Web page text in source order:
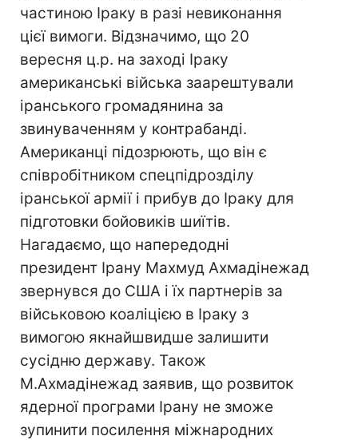
частиною Іраку в разі невиконання
цієї вимоги. Відзначимо, що 20
вересня ц.р. на заході Іраку
американські війська заарештували
іранського громадянина за
звинуваченням у контрабанді.
Американці підозрюють, що він є
співробітником спецпідрозділу
іранської армії і прибув до Іраку для
підготовки бойовиків шиїтів.
Нагадаємо, що напередодні
президент Ірану Махмуд Ахмадінежад
звернувся до США і їх партнерів за
військовою коаліцією в Іраку з
вимогою якнайшвидше залишити
сусідню державу. Також
М.Ахмадінежад заявив, що розвиток
ядерної програми Ірану не зможе
зупинити посилення міжнародних